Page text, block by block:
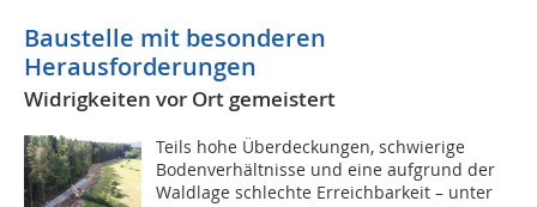
Baustelle mit besonderen
Herausforderungen­
Widrigkeiten vor Ort gemeistert
Teils hohe Überdeckungen, schwierige
Bodenverhältnisse und eine aufgrund der
Waldlage schlechte Erreichbarkeit – unter